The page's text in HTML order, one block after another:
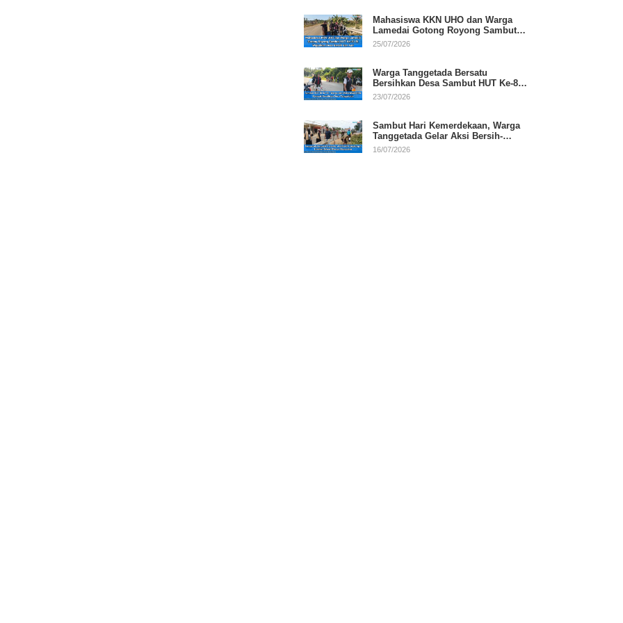
Mahasiswa KKN UHO dan Warga
Lamedai Gotong Royong Sambut
HUT Ke-81 RI
25/07/2026
Warga Tanggetada Bersatu
Bersihkan Desa Sambut HUT Ke-81
RI
23/07/2026
Sambut Hari Kemerdekaan, Warga
Tanggetada Gelar Aksi Bersih-
Bersih Desa
16/07/2026